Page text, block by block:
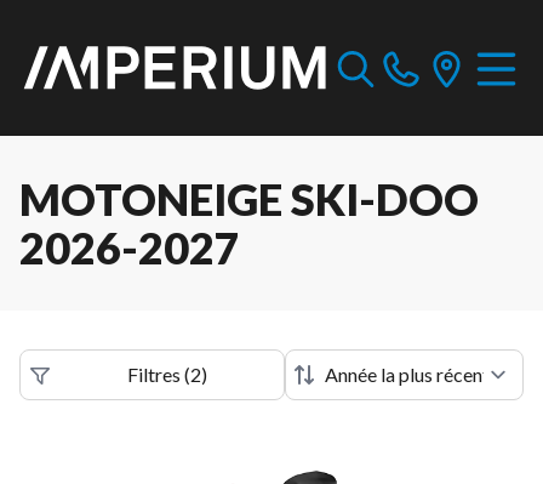
MOTONEIGE SKI-DOO
2026-2027
Filtres (2)